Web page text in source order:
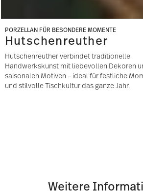
PORZELLAN FÜR BESONDERE MOMENTE
Hutschenreuther
Hutschenreuther verbindet traditionelle
Handwerkskunst mit liebevollen Dekoren
saisonalen Motiven – ideal für festliche
und stilvolle Tischkultur das ganze Jahr.
Weitere